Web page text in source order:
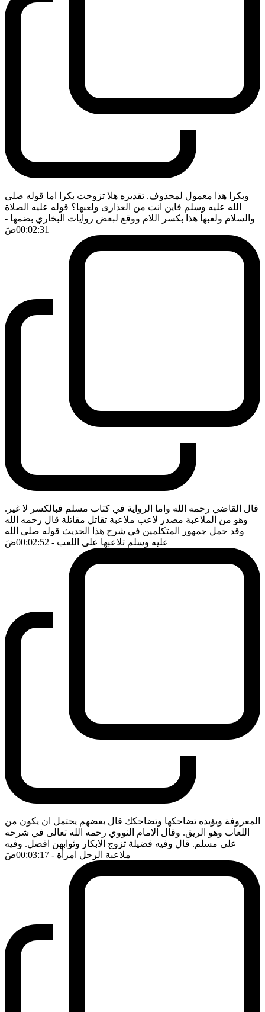
وبكرا هذا معمول لمحذوف. تقديره هلا تزوجت بكرا اما قوله صلى
الله عليه وسلم فاين انت من العذارى ولعبها؟ قوله عليه الصلاة
والسلام ولعبها هذا بكسر اللام ووقع لبعض روايات البخاري بضمها -
00:02:31ضَ
قال القاضي رحمه الله واما الرواية في كتاب مسلم فبالكسر لا غير.
وهو من الملاعبة مصدر لاعب ملاعبة تقاتل مقاتلة قال رحمه الله
وقد حمل جمهور المتكلمين في شرح هذا الحديث قوله صلى الله
عليه وسلم تلاعبها على اللعب - 00:02:52 ضَ
المعروفة ويؤيده تضاحكها وتضاحكك قال بعضهم يحتمل ان يكون من
اللعاب وهو الريق. وقال الامام النووي رحمه الله تعالى في شرحه
على مسلم. قال وفيه فضيلة تزوج الابكار وثوابهن افضل. وفيه
ملاعبة الرجل امرأة - 00:03:17 ضَ